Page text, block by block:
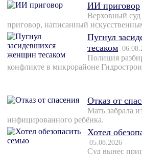
ИИ приговор
Верховный
приговор, написанный
Пугнул
тесаком
Полиция
конфликте в микрорайоне
Отказ от
Мать забрала
инфицированного ребёнка.
Хотел
05.08.2026
Суд вынес